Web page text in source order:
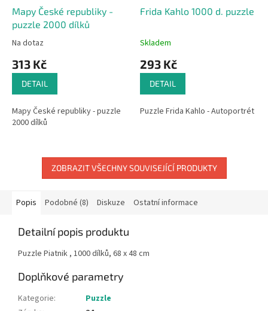
Mapy České republiky -
puzzle 2000 dílků
Na dotaz
313 Kč
DETAIL
Mapy České republiky - puzzle
2000 dílků
Frida Kahlo 1000 d. puzzle
Skladem
293 Kč
DETAIL
Puzzle Frida Kahlo - Autoportrét
ZOBRAZIT VŠECHNY SOUVISEJÍCÍ PRODUKTY
Popis Podobné (8) Diskuze Ostatní informace
Detailní popis produktu
Puzzle Piatnik , 1000 dílků, 68 x 48 cm
Doplňkové parametry
Kategorie:
Puzzle